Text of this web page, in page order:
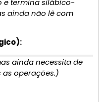
ainda não lê com
ainda necessita de
operações.)